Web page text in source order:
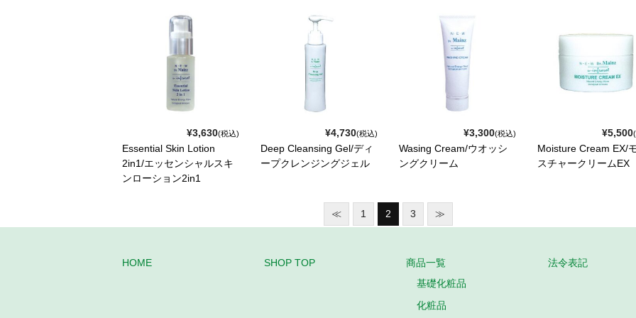
¥3,630(税込)
Essential Skin Lotion
2in1/エッセンシャルスキ
ンローション2in1
¥4,730(税込)
Deep Cleansing Gel/ディ
ープクレンジングジェル
¥3,300(税込)
Wasing Cream/ウオッシ
ングクリーム
¥5,500
Moisture Cream EX/
スチャークリームEX
≪ 1 2 3 ≫
HOME SHOP TOP
商品一覧
基礎化粧品
化粧品
法令表記